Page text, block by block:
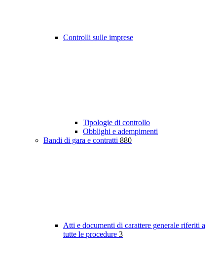
Controlli sulle imprese
Tipologie di controllo
Obblighi e adempimenti
Bandi di gara e contratti 880
Atti e documenti di carattere generale riferiti a
tutte le procedure 3